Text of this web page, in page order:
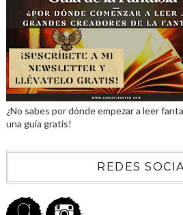
¿No sabes por dónde empezar a leer
una guía gratis!
REDES